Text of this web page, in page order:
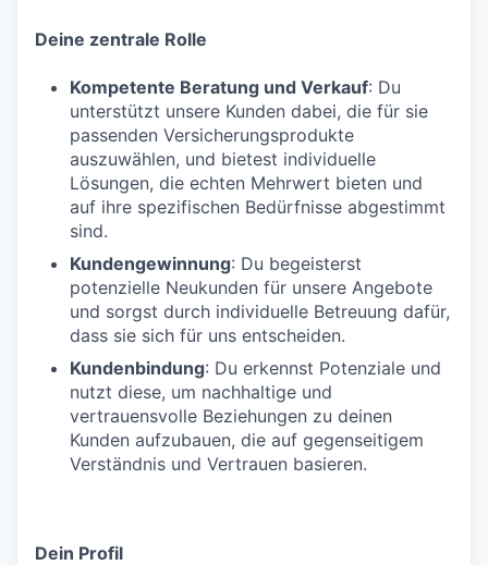
Deine zentrale Rolle
Kompetente Beratung und Verkauf: Du
unterstützt unsere Kunden dabei, die für sie
passenden Versicherungsprodukte
auszuwählen, und bietest individuelle
Lösungen, die echten Mehrwert bieten und
auf ihre spezifischen Bedürfnisse abgestimmt
sind.
Kundengewinnung: Du begeisterst
potenzielle Neukunden für unsere Angebote
und sorgst durch individuelle Betreuung dafür,
dass sie sich für uns entscheiden.
Kundenbindung: Du erkennst Potenziale und
nutzt diese, um nachhaltige und
vertrauensvolle Beziehungen zu deinen
Kunden aufzubauen, die auf gegenseitigem
Verständnis und Vertrauen basieren.
Dein Profil